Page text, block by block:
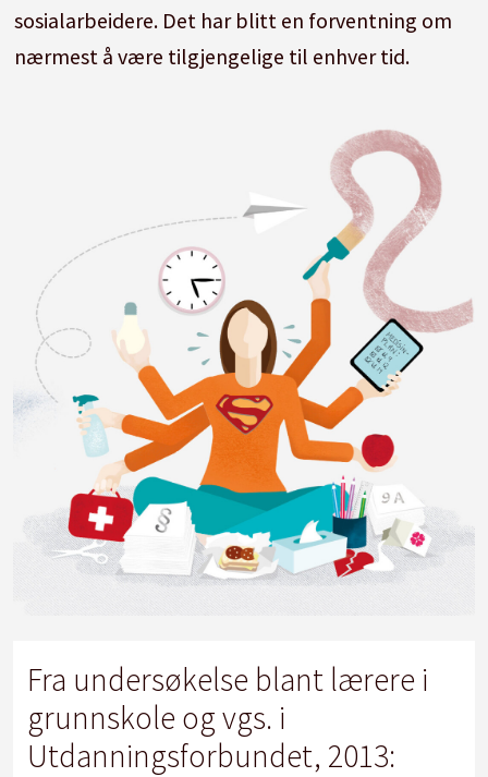
sosialarbeidere. Det har blitt en forventning om
nærmest å være tilgjengelige til enhver tid.
Fra undersøkelse blant lærere i
grunnskole og vgs. i
Utdanningsforbundet, 2013: